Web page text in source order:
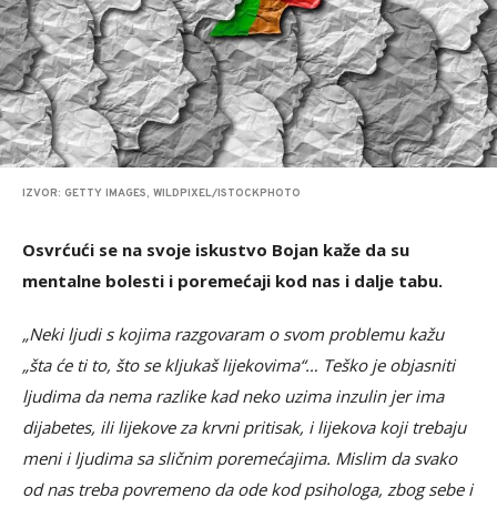
IZVOR: GETTY IMAGES, WILDPIXEL/ISTOCKPHOTO
Osvrćući se na svoje iskustvo Bojan kaže da su
mentalne bolesti i poremećaji kod nas i dalje tabu.
„Neki ljudi s kojima razgovaram o svom problemu kažu
„šta će ti to, što se kljukaš lijekovima“… Teško je objasniti
ljudima da nema razlike kad neko uzima inzulin jer ima
dijabetes, ili lijekove za krvni pritisak, i lijekova koji trebaju
meni i ljudima sa sličnim poremećajima. Mislim da svako
od nas treba povremeno da ode kod psihologa, zbog sebe i